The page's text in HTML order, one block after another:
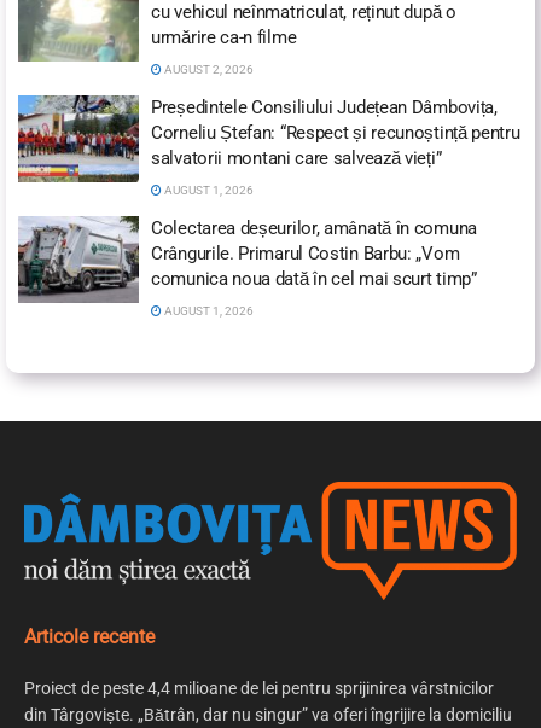
cu vehicul neînmatriculat, reținut după o
urmărire ca-n filme
AUGUST 2, 2026
Președintele Consiliului Județean Dâmbovița,
Corneliu Ștefan: “Respect și recunoștință pentru
salvatorii montani care salvează vieți”
AUGUST 1, 2026
Colectarea deșeurilor, amânată în comuna
Crângurile. Primarul Costin Barbu: „Vom
comunica noua dată în cel mai scurt timp”
AUGUST 1, 2026
Articole recente
Proiect de peste 4,4 milioane de lei pentru sprijinirea vârstnicilor
din Târgoviște. „Bătrân, dar nu singur” va oferi îngrijire la domiciliu